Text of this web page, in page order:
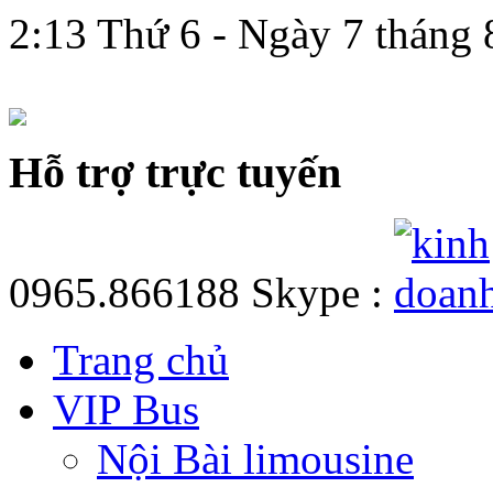
2:13 Thứ 6 - Ngày 7 tháng
Hỗ trợ trực tuyến
0965.866188 Skype :
Trang chủ
VIP Bus
Nội Bài limousine